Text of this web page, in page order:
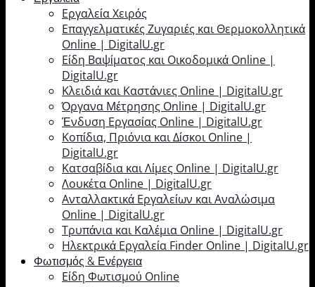
Εργαλεία Χειρός
Επαγγελματικές Ζυγαριές και Θερμοκολλητικά
Online | DigitalU.gr
Είδη Βαψίματος και Οικοδομικά Online |
DigitalU.gr
Κλειδιά και Καστάνιες Online | DigitalU.gr
Όργανα Μέτρησης Online | DigitalU.gr
Ένδυση Εργασίας Online | DigitalU.gr
Κοπίδια, Πριόνια και Δίσκοι Online |
DigitalU.gr
Κατσαβίδια και Λίμες Online | DigitalU.gr
Λουκέτα Online | DigitalU.gr
Ανταλλακτικά Εργαλείων και Αναλώσιμα
Online | DigitalU.gr
Τρυπάνια και Καλέμια Online | DigitalU.gr
Ηλεκτρικά Εργαλεία Finder Online | DigitalU.gr
Φωτισμός & Ενέργεια
Είδη Φωτισμού Online